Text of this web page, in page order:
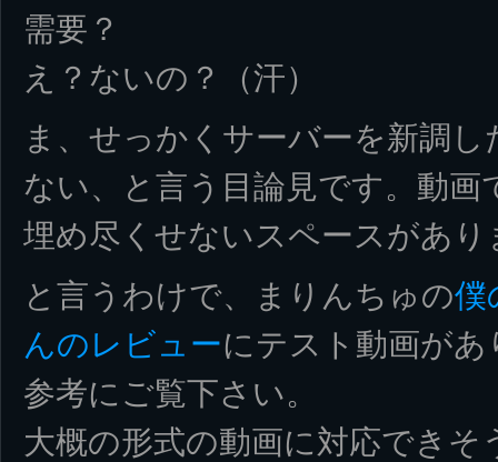
需要？
え？ないの？（汗）
ま、せっかくサーバーを新調
ない、と言う目論見です。動
埋め尽くせないスペースがあ
と言うわけで、まりんちゅの僕
んのレビューにテスト動画が
参考にご覧下さい。
大概の形式の動画に対応でき